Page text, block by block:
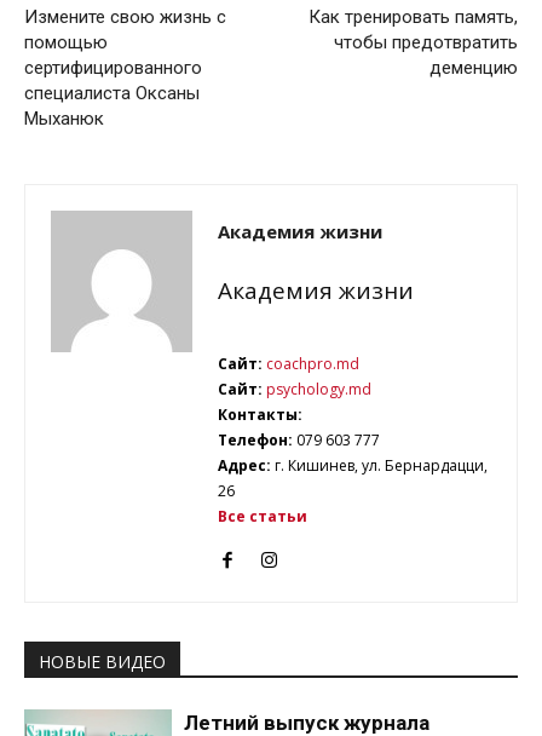
Измените свою жизнь с
помощью
сертифицированного
специалиста Оксаны
Мыханюк
Как тренировать память,
чтобы предотвратить
деменцию
Академия жизни
Академия жизни
Сайт: coachpro.md
Сайт: psychology.md
Контакты:
Телефон: 079 603 777
Адрес: г. Кишинев, ул. Бернардацци,
26
Все статьи
НОВЫЕ ВИДЕО
Летний выпуск журнала